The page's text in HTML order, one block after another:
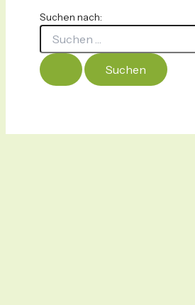
Suchen nach: